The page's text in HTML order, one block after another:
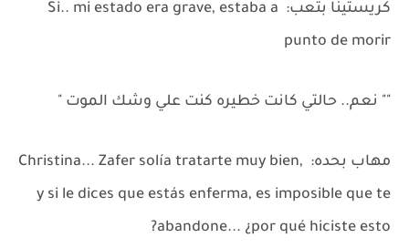
كريستينا بتعب: Si.. mi estado era grave, estaba a
punto de morir
"" نعم.. حالتي كانت خطيره كنت علي وشك الموت "
مهاب بحده: Christina... Zafer solía tratarte muy bien,
y si le dices que estás enferma, es imposible que te
abandone... ¿por qué hiciste esto?